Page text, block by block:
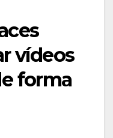
vídeos
forma